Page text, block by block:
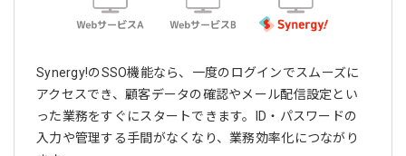
Synergy!のSSO機能なら、一度のログインでスムーズに
アクセスでき、顧客データの確認やメール配信設定とい
った業務をすぐにスタートできます。ID・パスワードの
入力や管理する手間がなくなり、業務効率化につながり